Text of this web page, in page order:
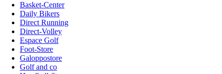
Basket-Center
Daily Bikers
Direct Running
Direct-Volley
Espace Golf
Foot-Store
Galoppostore
Golf and co